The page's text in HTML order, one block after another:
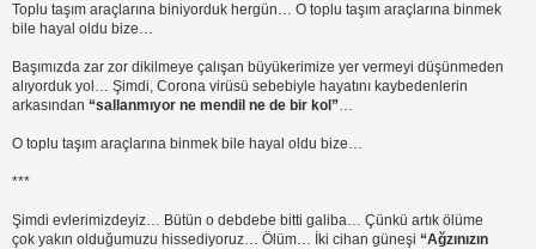
Toplu taşım araçlarına biniyorduk hergün… O toplu taşım araçlarına binmek
bile hayal oldu bize…
Başımızda zar zor dikilmeye çalışan büyükerimize yer vermeyi düşünmeden
alıyorduk yol… Şimdi, Corona virüsü sebebiyle hayatını kaybedenlerin
arkasından “sallanmıyor ne mendil ne de bir kol”…
O toplu taşım araçlarına binmek bile hayal oldu bize…
***
Şimdi evlerimizdeyiz… Bütün o debdebe bitti galiba… Çünkü artık ölüme
çok yakın olduğumuzu hissediyoruz… Ölüm… İki cihan güneşi “Ağzınızın